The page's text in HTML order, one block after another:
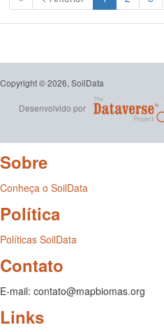
Copyright © 2026, SoilData
Desenvolvido por
Sobre
Conheça o SoilData
Política
Políticas SoilData
Contato
E-mail: contato@mapbiomas.org
Links